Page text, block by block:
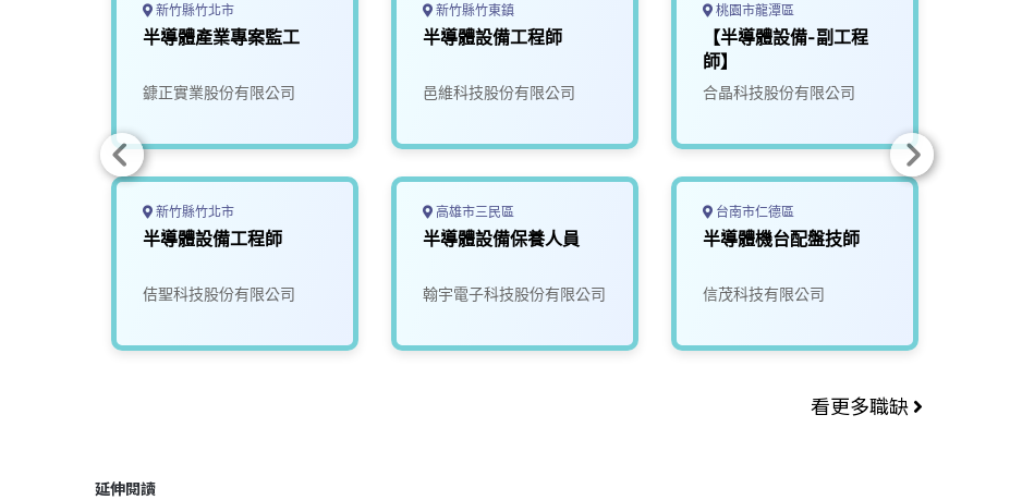
新竹縣竹北市
半導體產業專案監工
鏮正實業股份有限公司
新竹縣竹北市
半導體設備工程師
佶聖科技股份有限公司
新竹縣竹東鎮
半導體設備工程師
邑維科技股份有限公司
高雄市三民區
半導體設備保養人員
翰宇電子科技股份有限公司
桃園市龍潭區
【半導體設備-副工程
師】
合晶科技股份有限公司
台南市仁德區
半導體機台配盤技師
信茂科技有限公司
看更多職缺
延伸閱讀